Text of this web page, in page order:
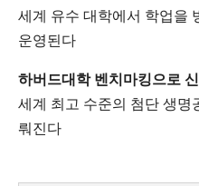
세계 유수 대학에서 학업을
운영된다
하버드대학 벤치마킹으로
세계 최고 수준의 첨단 생명
뤄진다